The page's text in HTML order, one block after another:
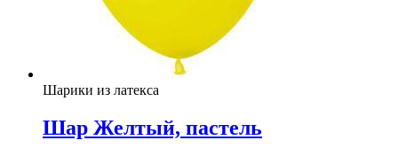
Шарики из латекса
Шар Желтый, пастель